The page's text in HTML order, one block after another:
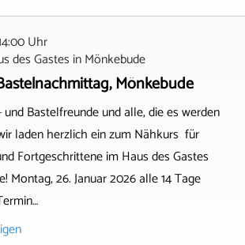
Uhr
des Gastes inMönkebude
Mönkebude
Bastelfreunde und alle, die es werden
laden herzlich ein zum Nähkurs für
Fortgeschrittene im Haus des Gastes
Montag, 26. Januar 2026 alle 14 Tage